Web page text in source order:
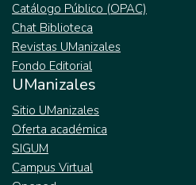
Catálogo Público (OPAC)
Chat Biblioteca
Revistas UManizales
Fondo Editorial
UManizales
Sitio UManizales
Oferta académica
SIGUM
Campus Virtual